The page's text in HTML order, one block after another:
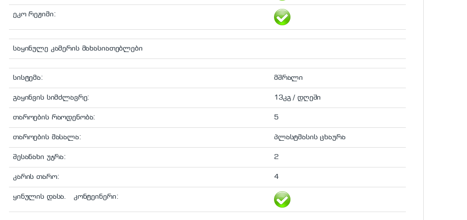
ეკო რეჟიმი:
საყინულე კამერის მახასიათებლები
სისტემა: მშრალი
გაყინვის სიმძლავრე: 13კგ / დღეში
თაროების რაოდენობა: 5
თაროების მასალა: პლასტმასის ცხაურა
შესანახი უჯრა: 2
კარის თარო: 4
ყინულის დასა. კონტეინერი: